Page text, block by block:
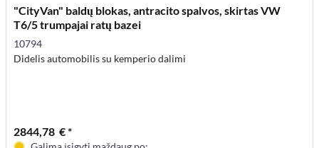
"CityVan" baldų blokas, antracito spalvos, skirtas VW
T6/5 trumpajai ratų bazei
10794
Didelis automobilis su kemperio dalimi
2844,78 € *